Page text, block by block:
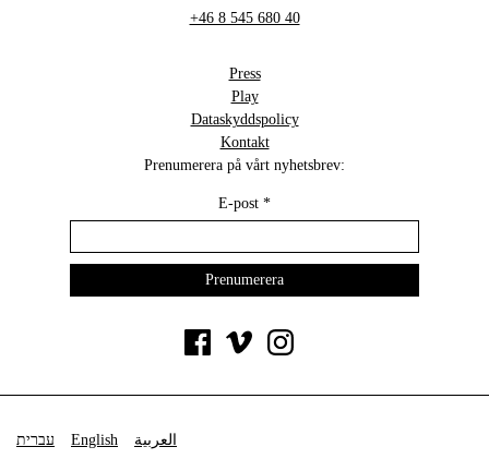
+46 8 545 680 40
Press
Play
Dataskyddspolicy
Kontakt
Prenumerera på vårt nyhetsbrev:
E-post *
עברית English العربية